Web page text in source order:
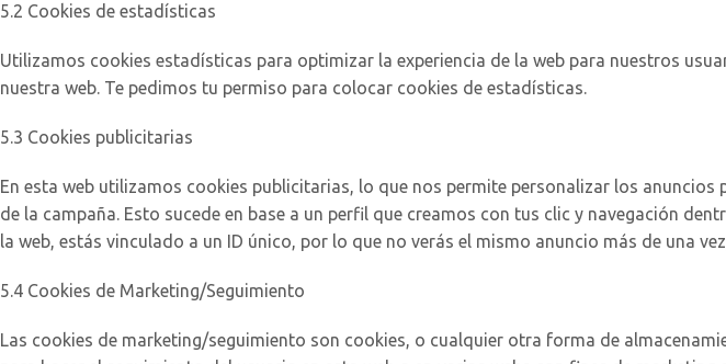
5.2 Cookies de estadísticas
Utilizamos cookies estadísticas para optimizar la experiencia de la web para nuestros
nuestra web. Te pedimos tu permiso para colocar cookies de estadísticas.
5.3 Cookies publicitarias
En esta web utilizamos cookies publicitarias, lo que nos permite personalizar los
de la campaña. Esto sucede en base a un perfil que creamos con tus clic y navegación
la web, estás vinculado a un ID único, por lo que no verás el mismo anuncio más de una
5.4 Cookies de Marketing/Seguimiento
Las cookies de marketing/seguimiento son cookies, o cualquier otra forma de